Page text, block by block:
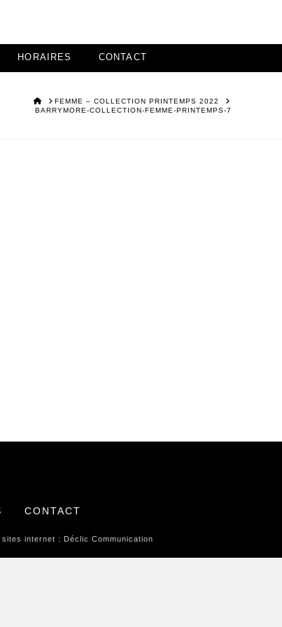
HORAIRES CONTACT
HOMEFEMME – COLLECTION PRINTEMPS 2022
BARRYMORE-COLLECTION-FEMME-PRINTEMPS-7
CONTACT
internet : Déclic Communication